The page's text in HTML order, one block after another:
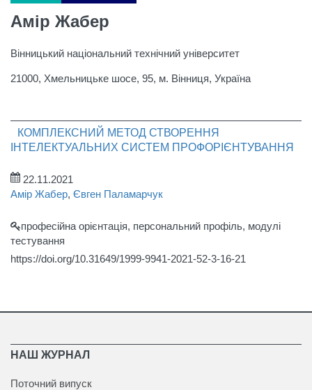
Амір Жабер
Вінницький національний технічний університет
21000, Хмельницьке шосе, 95, м. Вінниця, Україна
КОМПЛЕКСНИЙ МЕТОД СТВОРЕННЯ
ІНТЕЛЕКТУАЛЬНИХ СИСТЕМ ПРОФОРІЄНТУВАННЯ
22.11.2021
Амір Жабер, Євген Паламарчук
професійна орієнтація, персональний профіль, модулі
тестування
https://doi.org/10.31649/1999-9941-2021-52-3-16-21
НАШ ЖУРНАЛ
Поточний випуск